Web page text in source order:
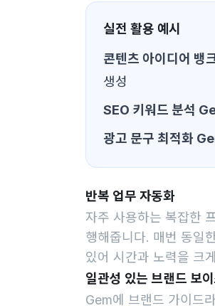
실전 활용 예시
콘텐츠 아이디어 뱅
생성
SEO 키워드 분석
광고 문구 최적화
반복 업무 자동화
자주 사용하는 복잡한
행해줍니다. 매번 동일
있어 시간과 노력을 크
일관성 있는 브랜드 보이
Gem에 브랜드 가이드